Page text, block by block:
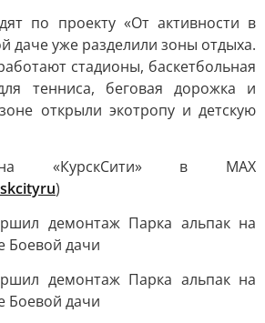
по проекту «От активности в
даче уже разделили зоны отдыха.
стадионы, баскетбольная
тенниса, беговая дорожка и
открыли экотропу и детскую
на «КурскСити» в МАХ
)